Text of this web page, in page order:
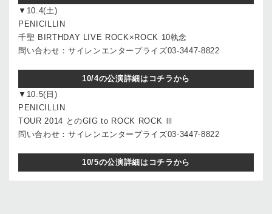
▼10.4(土)
PENICILLIN
千聖 BIRTHDAY LIVE ROCK×ROCK 10執念
問い合わせ：サイレンエンタープライズ03-3447-8822
10/4の公演詳細はコチラから
▼10.5(日)
PENICILLIN
TOUR 2014 とのGIG to ROCK ROCK Ⅲ
問い合わせ：サイレンエンタープライズ03-3447-8822
10/5の公演詳細はコチラから